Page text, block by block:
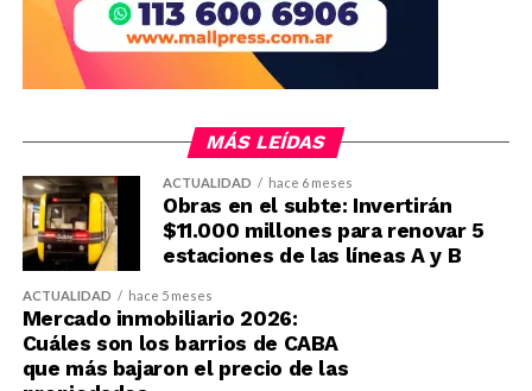
MÁS LEÍDAS
ACTUALIDAD hace 6 meses
Obras en el subte: Invertirán
$11.000 millones para renovar 5
estaciones de las líneas A y B
ACTUALIDAD hace 5 meses
Mercado inmobiliario 2026:
Cuáles son los barrios de CABA
que más bajaron el precio de las